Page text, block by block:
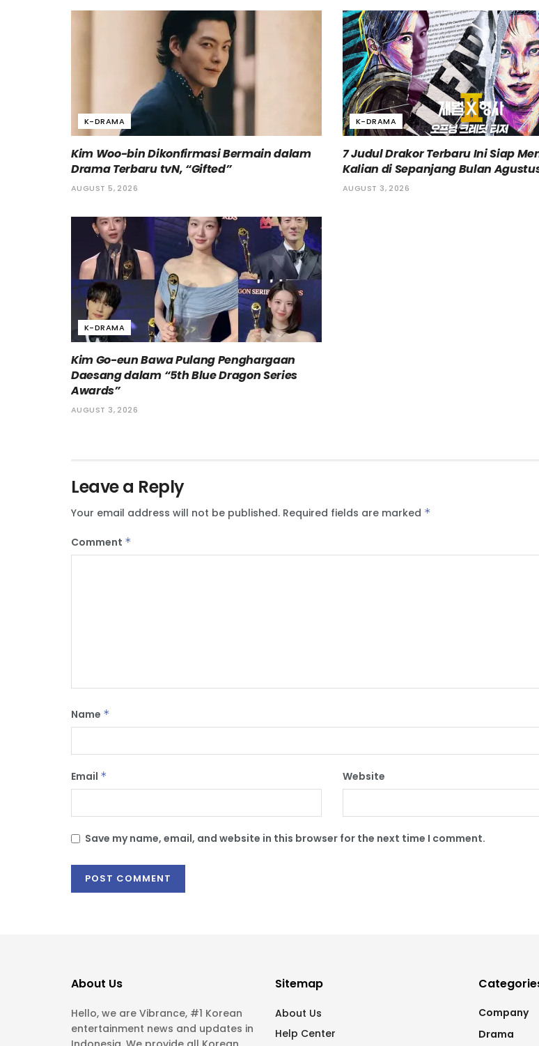
K-DRAMA
Kim Woo-bin Dikonfirmasi Bermain dalam
Drama Terbaru tvN, “Gifted”
AUGUST 5, 2026
K-DRAMA
7 Judul Drakor Terbaru Ini Siap
Kalian di Sepanjang Bulan
AUGUST 3, 2026
K-DRAMA
Kim Go-eun Bawa Pulang Penghargaan
Daesang dalam “5th Blue Dragon Series
Awards”
AUGUST 3, 2026
Leave a Reply
Your email address will not be published. Required fields are marked *
Comment *
Name *
Email * Website
Save my name, email, and website in this browser for the next time I comment.
About Us
Hello, we are Vibrance, #1 Korean
entertainment news and updates in
Sitemap
About Us
Help Center
Company
Drama